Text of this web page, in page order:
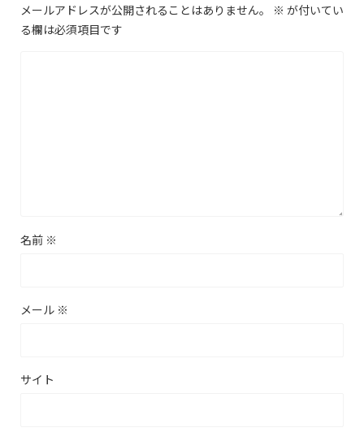
メールアドレスが公開されることはありません。 ※ が付いてい
る欄は必須項目です
名前 ※
メール ※
サイト